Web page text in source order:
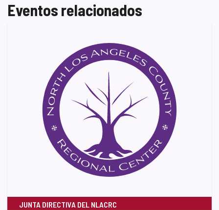
Eventos relacionados
JUNTA DIRECTIVA DEL NLACRC